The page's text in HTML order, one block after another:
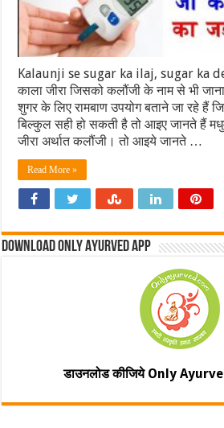
Kalaunji se sugar ka ilaj, sugar ka
काला जीरा जिसको कलौंजी के नाम से भी
शुगर के लिए रामबाण उपयोग बताने जा रहे
बिल्कुल सही हो सकती है तो आइए जानते हैं
जीरा अर्थात कलौंजी। तो आइये जानते …
Read More »
Download Only Ayurved App
डाउनलोड कीजिये Only